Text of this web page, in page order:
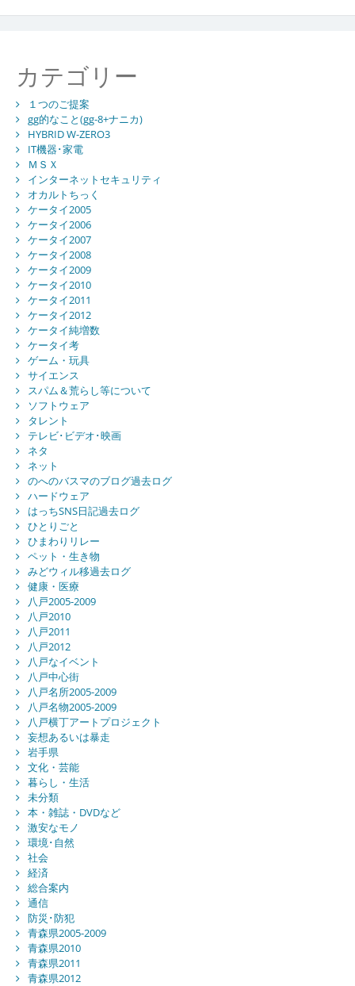
カテゴリー
１つのご提案
gg的なこと(gg-8+ナニカ)
HYBRID W-ZERO3
IT機器･家電
ＭＳＸ
インターネットセキュリティ
オカルトちっく
ケータイ2005
ケータイ2006
ケータイ2007
ケータイ2008
ケータイ2009
ケータイ2010
ケータイ2011
ケータイ2012
ケータイ純増数
ケータイ考
ゲーム・玩具
サイエンス
スパム＆荒らし等について
ソフトウェア
タレント
テレビ･ビデオ･映画
ネタ
ネット
のへのバスマのブログ過去ログ
ハードウェア
はっちSNS日記過去ログ
ひとりごと
ひまわりリレー
ペット・生き物
みどウィル移過去ログ
健康・医療
八戸2005-2009
八戸2010
八戸2011
八戸2012
八戸なイベント
八戸中心街
八戸名所2005-2009
八戸名物2005-2009
八戸横丁アートプロジェクト
妄想あるいは暴走
岩手県
文化・芸能
暮らし・生活
未分類
本・雑誌・DVDなど
激安なモノ
環境･自然
社会
経済
総合案内
通信
防災･防犯
青森県2005-2009
青森県2010
青森県2011
青森県2012